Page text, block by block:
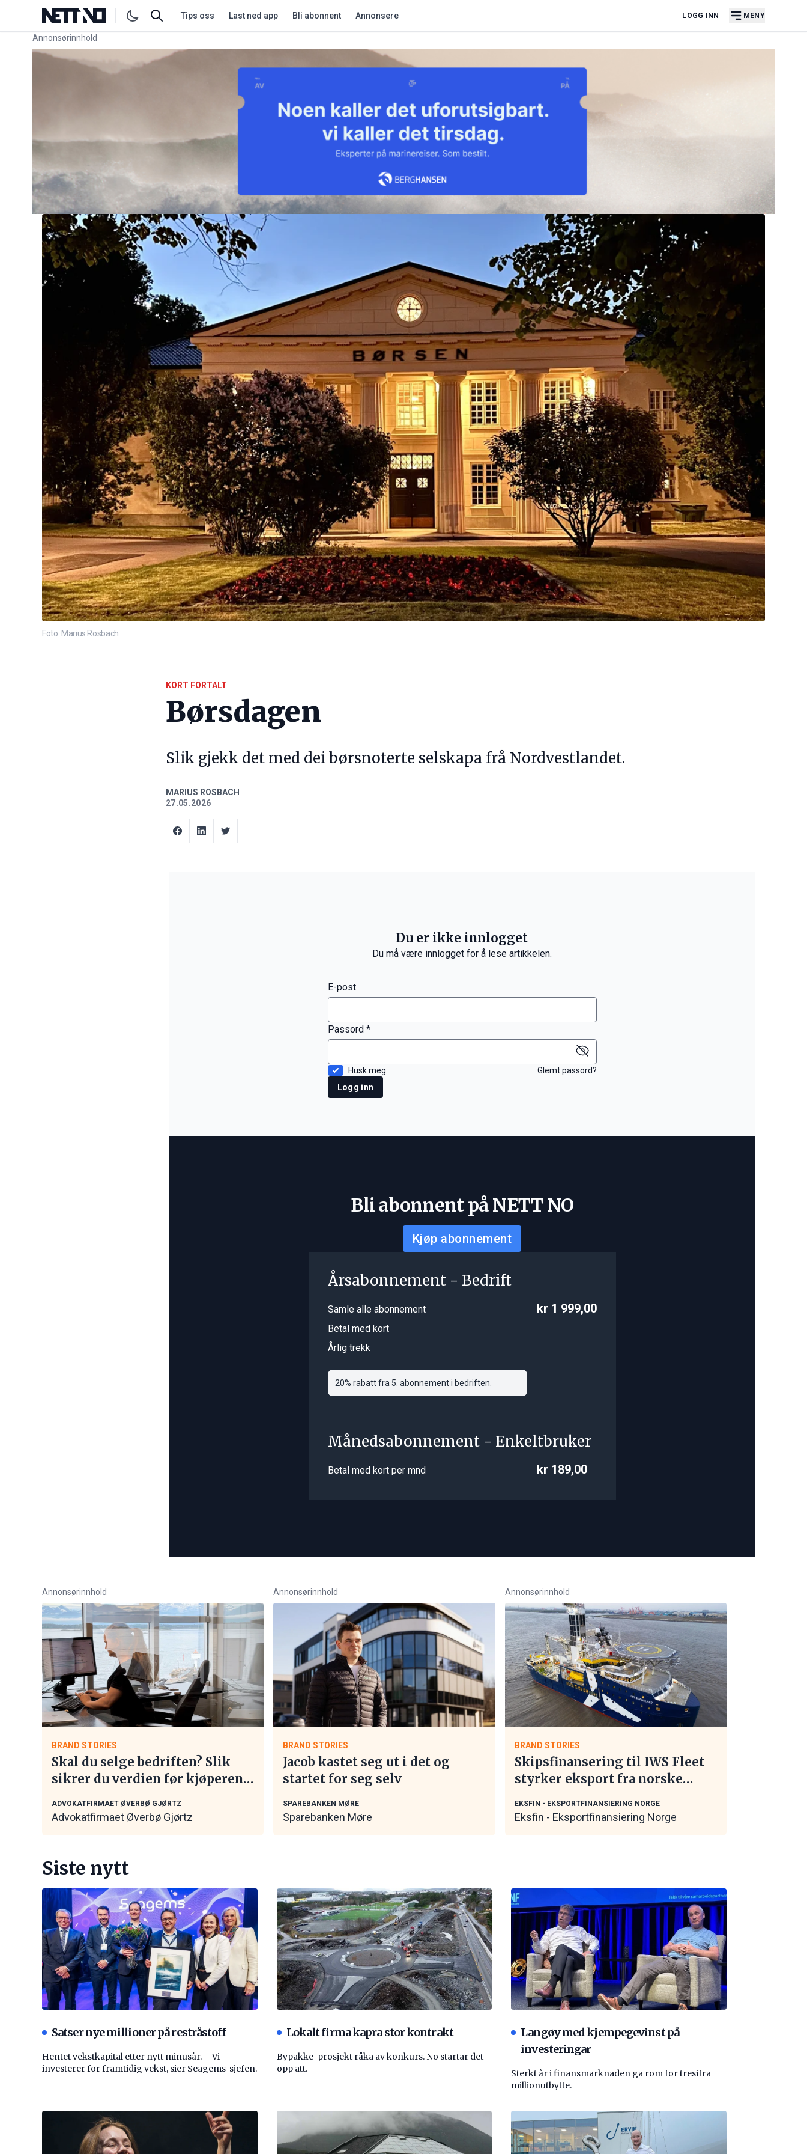
Tips oss Last ned app Bli abonnent Annonsere LOGG INN MENY
Annonsørinnhold
Link for annonse
Foto: Marius Rosbach
KORT FORTALT
Børsdagen
Slik gjekk det med dei børsnoterte selskapa frå Nordvestlandet.
MARIUS ROSBACH
27.05.2026
Du er ikke innlogget
Du må være innlogget for å lese artikkelen.
E-post
Passord *
Husk meg
Glemt passord?
Logg inn
Bli abonnent på NETT NO
Kjøp abonnement
Årsabonnement - Bedrift
Samle alle abonnement
Betal med kort
Årlig trekk
20% rabatt fra 5. abonnement i bedriften.
kr 1 999,00
Månedsabonnement - Enkeltbruker
Betal med kort per mnd kr 189,00
Annonsørinnhold
BRAND STORIES
Skal du selge bedriften? Slik
sikrer du verdien før kjøperen
ADVOKATFIRMAET ØVERBØ GJØRTZ
Advokatfirmaet Øverbø Gjørtz
Annonsørinnhold
BRAND STORIES
Jacob kastet seg ut i det og
startet for seg selv
SPAREBANKEN MØRE
Sparebanken Møre
Annonsørinnhold
BRAND STORIES
Skipsfinansering til IWS Fleet
styrker eksport fra norske
EKSFIN - EKSPORTFINANSIERING NORGE
Eksfin - Eksportfinansiering Norge
Siste nytt
Satser nye millioner på restråstoff
Hentet vekstkapital etter nytt minusår. – Vi
investerer for framtidig vekst, sier Seagems-sjefen.
Lokalt firma kapra stor kontrakt
Bypakke-prosjekt råka av konkurs. No startar det
opp att.
Langøy med kjempegevinst på
investeringar
Sterkt år i finansmarknaden ga rom for tresifra
millionutbytte.